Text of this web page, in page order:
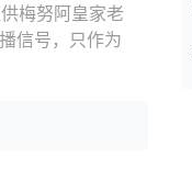
梅努阿皇家老
信号，只作为